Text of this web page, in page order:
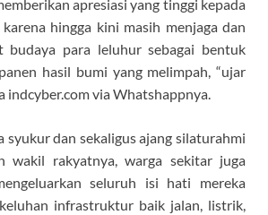
apresiasi yang tinggi kepada
hingga kini masih menjaga dan
budaya para leluhur sebagai bentuk
hasil bumi yang melimpah, “ujar
indcyber.com via Whatshappnya.
syukur dan sekaligus ajang silaturahmi
wakil rakyatnya, warga sekitar juga
seluruh isi hati mereka
infrastruktur baik jalan, listrik,